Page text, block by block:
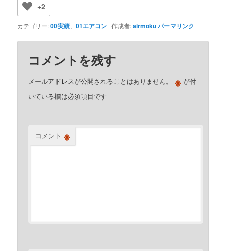
+2
カテゴリー:00実績 、01エアコン 作成者:airmokuパーマリンク
コメントを残す
メールアドレスが公開されることはありません。 ※ が付
いている欄は必須項目です
コメント ※